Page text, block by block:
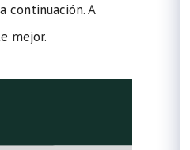
continuación. A
mejor.